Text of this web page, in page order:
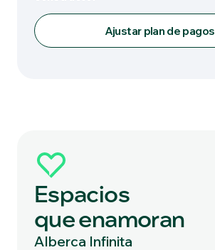
Ajustar plan de pagos
Espacios
que enamoran
Alberca Infinita